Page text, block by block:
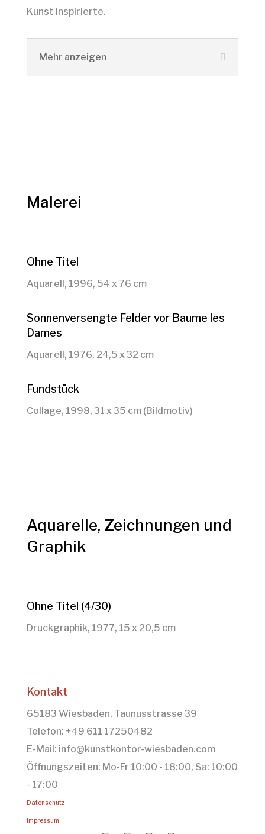
Kunst inspirierte.
Mehr anzeigen
Malerei
Ohne Titel
Aquarell, 1996, 54 x 76 cm
Sonnenversengte Felder vor Baume les
Dames
Aquarell, 1976, 24,5 x 32 cm
Fundstück
Collage, 1998, 31 x 35 cm (Bildmotiv)
Aquarelle, Zeichnungen und
Graphik
Ohne Titel (4/30)
Druckgraphik, 1977, 15 x 20,5 cm
Kontakt
65183 Wiesbaden, Taunusstrasse 39
Telefon: +49 611 17250482
E-Mail: info@kunstkontor-wiesbaden.com
Öffnungszeiten: Mo-Fr 10:00 - 18:00, Sa: 10:00
- 17:00
Datenschutz
Impressum